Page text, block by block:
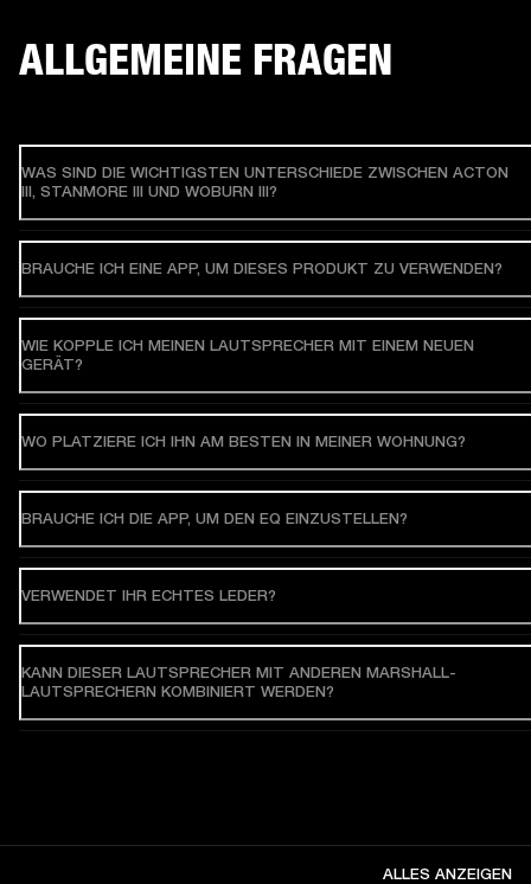
ALLGEMEINE FRAGEN
WAS SIND DIE WICHTIGSTEN UNTERSCHIEDE ZWISCHEN ACTON
III, STANMORE III UND WOBURN III?
BRAUCHE ICH EINE APP, UM DIESES PRODUKT ZU VERWENDEN?
WIE KOPPLE ICH MEINEN LAUTSPRECHER MIT EINEM NEUEN
GERÄT?
WO PLATZIERE ICH IHN AM BESTEN IN MEINER WOHNUNG?
BRAUCHE ICH DIE APP, UM DEN EQ EINZUSTELLEN?
VERWENDET IHR ECHTES LEDER?
KANN DIESER LAUTSPRECHER MIT ANDEREN MARSHALL-
LAUTSPRECHERN KOMBINIERT WERDEN?
ALLES ANZEIGEN